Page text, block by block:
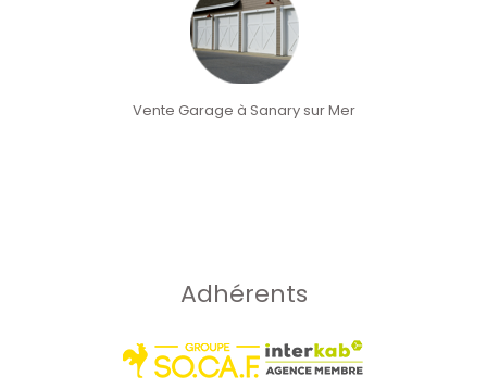
Vente Garage à Sanary sur Mer
Adhérents